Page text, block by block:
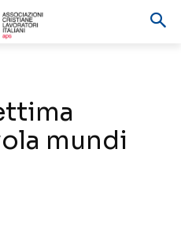
mundi